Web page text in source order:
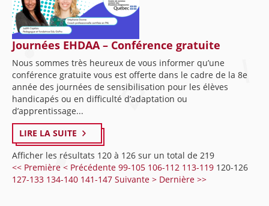
Journées EHDAA – Conférence gratuite
Nous sommes très heureux de vous informer qu’une
conférence gratuite vous est offerte dans le cadre de la 8e
année des journées de sensibilisation pour les élèves
handicapés ou en difficulté d’adaptation ou
d’apprentissage...
LIRE LA SUITE
Afficher les résultats 120 à 126 sur un total de 219
<< Première < Précédente 99-105 106-112 113-119 120-126
127-133 134-140 141-147 Suivante > Dernière >>